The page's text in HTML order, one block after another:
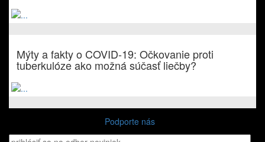
Mýty a fakty o COVID-19: Očkovanie proti
tuberkulóze ako možná súčasť liečby?
Podporte nás